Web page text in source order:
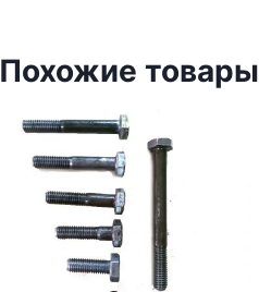
Похожие товары